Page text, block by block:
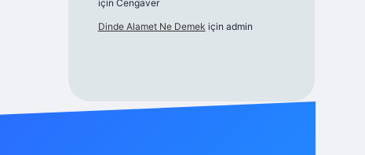
için Cengaver
Dinde Alamet Ne Demek için admin